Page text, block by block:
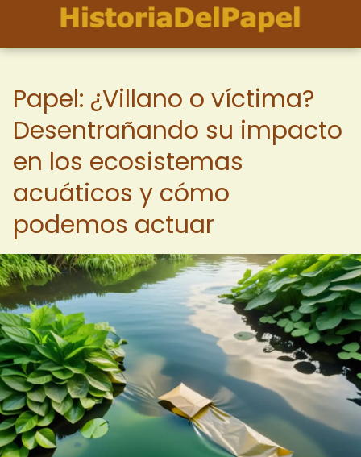
Papel: ¿Villano o víctima?
Desentrañando su impacto
en los ecosistemas
acuáticos y cómo
podemos actuar